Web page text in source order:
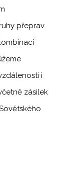
přeprav
i
zásilek